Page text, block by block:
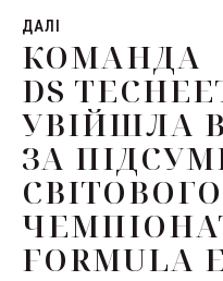
ДАЛІ
КОМАНДА
DS
УВІЙШЛА
ЗА
СВІТОВОГО
FORMULA